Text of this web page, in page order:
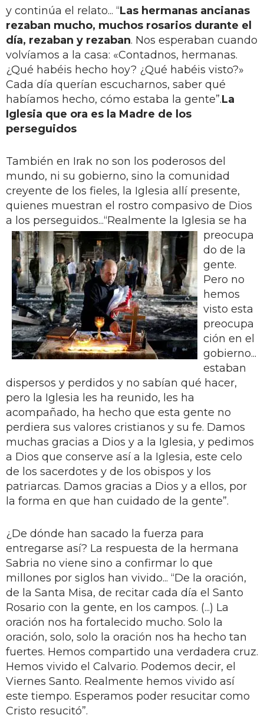
y continúa el relato... “Las hermanas ancianas
rezaban mucho, muchos rosarios durante el
día, rezaban y rezaban. Nos esperaban cuando
volvíamos a la casa: «Contadnos, hermanas.
¿Qué habéis hecho hoy? ¿Qué habéis visto?»
Cada día querían escucharnos, saber qué
habíamos hecho, cómo estaba la gente”.La
Iglesia que ora es la Madre de los
perseguidos
También en Irak no son los poderosos del
mundo, ni su gobierno, sino la comunidad
creyente de los fieles, la Iglesia allí presente,
quienes muestran el rostro compasivo de Dios
a los perseguidos...“Realmente la Iglesia se ha
preocupa
do de la
gente.
Pero no
hemos
visto esta
preocupa
ción en el
gobierno...
estaban
dispersos y perdidos y no sabían qué hacer,
pero la Iglesia les ha reunido, les ha
acompañado, ha hecho que esta gente no
perdiera sus valores cristianos y su fe. Damos
muchas gracias a Dios y a la Iglesia, y pedimos
a Dios que conserve así a la Iglesia, este celo
de los sacerdotes y de los obispos y los
patriarcas. Damos gracias a Dios y a ellos, por
la forma en que han cuidado de la gente”.
¿De dónde han sacado la fuerza para
entregarse así? La respuesta de la hermana
Sabria no viene sino a confirmar lo que
millones por siglos han vivido... “De la oración,
de la Santa Misa, de recitar cada día el Santo
Rosario con la gente, en los campos. (...) La
oración nos ha fortalecido mucho. Solo la
oración, solo, solo la oración nos ha hecho tan
fuertes. Hemos compartido una verdadera cruz.
Hemos vivido el Calvario. Podemos decir, el
Viernes Santo. Realmente hemos vivido así
este tiempo. Esperamos poder resucitar como
Cristo resucitó”.